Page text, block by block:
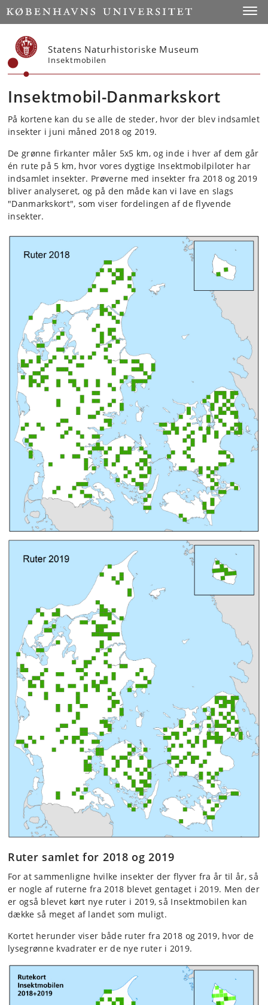
Start
Statens Naturhistoriske Museum
Insektmobilen
Insektmobil-Danmarkskort
På kortene kan du se alle de steder, hvor der blev indsamlet
insekter i juni måned 2018 og 2019.
De grønne firkanter måler 5x5 km, og inde i hver af dem går
én rute på 5 km, hvor vores dygtige Insektmobilpiloter har
indsamlet insekter. Prøverne med insekter fra 2018 og 2019
bliver analyseret, og på den måde kan vi lave en slags
"Danmarkskort", som viser fordelingen af de flyvende
insekter.
Ruter samlet for 2018 og 2019
For at sammenligne hvilke insekter der flyver fra år til år, så
er nogle af ruterne fra 2018 blevet gentaget i 2019. Men der
er også blevet kørt nye ruter i 2019, så Insektmobilen kan
dække så meget af landet som muligt.
Kortet herunder viser både ruter fra 2018 og 2019, hvor de
lysegrønne kvadrater er de nye ruter i 2019.